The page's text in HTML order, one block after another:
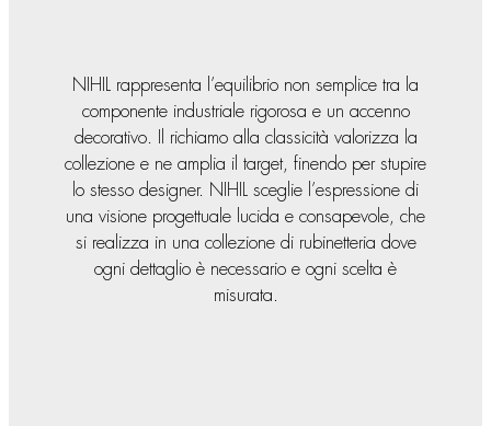
NIHIL rappresenta l’equilibrio non semplice tra la
componente industriale rigorosa e un accenno
decorativo. Il richiamo alla classicità valorizza la
collezione e ne amplia il target, finendo per stupire
lo stesso designer. NIHIL sceglie l’espressione di
una visione progettuale lucida e consapevole, che
si realizza in una collezione di rubinetteria dove
ogni dettaglio è necessario e ogni scelta è
misurata.